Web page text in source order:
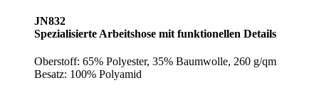
JN832
Spezialisierte Arbeitshose mit funktionellen Details
Oberstoff: 65% Polyester, 35% Baumwolle, 260 g/qm
Besatz: 100% Polyamid